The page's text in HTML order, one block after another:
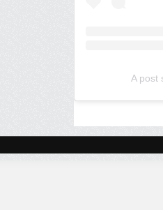
A post